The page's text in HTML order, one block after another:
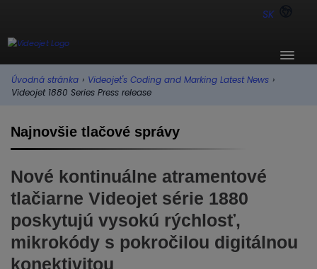
SK
Úvodná stránka › Videojet's Coding and Marking Latest News ›
Videojet 1880 Series Press release
Najnovšie tlačové správy
Nové kontinuálne atramentové
tlačiarne Videojet série 1880
poskytujú vysokú rýchlosť,
mikrokódy s pokročilou digitálnou
konektivitou